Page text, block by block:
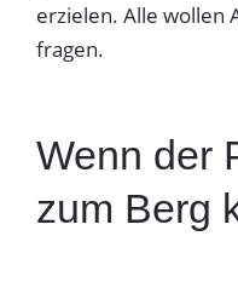
erzielen. Alle wollen
fragen.
Wenn der
zum Berg